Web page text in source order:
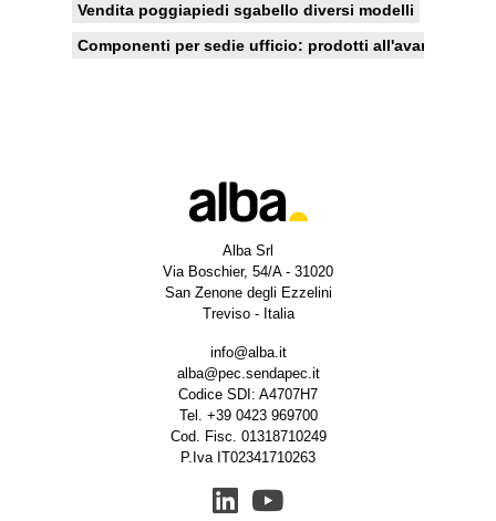
Vendita poggiapiedi sgabello diversi modelli
Componenti per sedie ufficio: prodotti
Alba Srl
Via Boschier, 54/A - 31020
San Zenone degli Ezzelini
Treviso - Italia
info@alba.it
alba@pec.sendapec.it
Codice SDI: A4707H7
Tel. +39 0423 969700
Cod. Fisc. 01318710249
P.Iva IT02341710263